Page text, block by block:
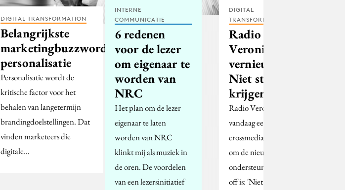
DIGITAL TRANSFORMATION
Belangrijkste
marketingbuzzword:
personalisatie
Personalisatie wordt de
kritische factor voor het
behalen van langetermijn
brandingdoelstellingen. Dat
vinden marketeers die
digitale…
INTERNE
COMMUNICATIE
6 redenen
voor de lezer
om eigenaar te
worden van
NRC
Het plan om de lezer
eigenaar te laten
worden van NRC
klinkt mij als muziek in
de oren. De voordelen
van een lezersinitiatief
DIGITAL
TRANSFORMATION
Radio
Veronica
vernieuwd:
Niet stil te
krijgen
Radio Veronica begint
vandaag een
crossmediale campagne
om de nieuwe koers te
ondersteunen. De pay-
off is: 'Niet stil te